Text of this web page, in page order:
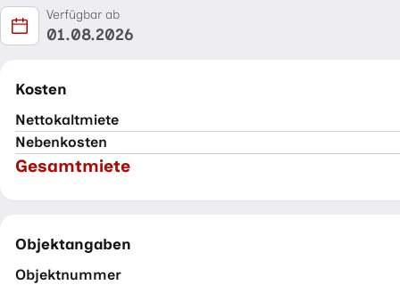
Verfügbar ab
01.08.2026
Kosten
Nettokaltmiete
Nebenkosten
Gesamtmiete
Objektangaben
Objektnummer